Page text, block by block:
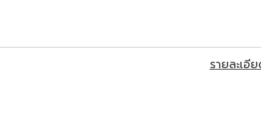
รายละเอี